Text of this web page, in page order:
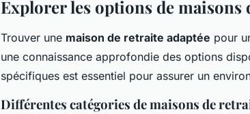
Explorer les options de maisons
Trouver une maison de retraite adaptée pour
une connaissance approfondie des options
spécifiques est essentiel pour assurer un
Différentes catégories de maisons de